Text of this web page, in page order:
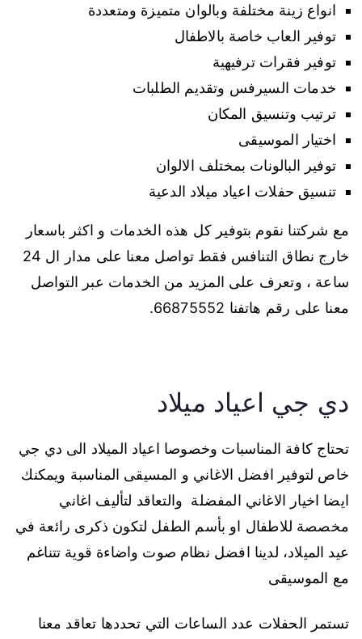
انواع زينة مختلفة وبالوان متميزة ومتعددة
توفير العاب خاصة بالاطفال
توفير فقرات ترفيهية
خدمات السيرفس وتقديم الطلبات
ترتيب وتنسيق المكان
اختيار الموسيقى
توفير البالونات بمختلف الالوان
تنسيق حفلات اعياد ميلاد الدعية
مع شركتنا نقوم بتوفير كل هذه الخدمات و اكثر باسعار
خارج نطاق التنافس فقط تواصل معنا على مدار ال 24
ساعة ، وتعرف على المزيد من الخدمات عبر التواصل
معنا على رقم هاتفنا 66875552.
دي جي اعياد ميلاد
تحتاج كافة المناسبات وخصوصا اعياد الميلاد الى دي جي
خاص لتوفير افضل الاغاني و المسيقى المناسبة ويمكنك
ايضا اخيار الاغاني المفضلة والتعاقد لتأليف اغاني
مخصصة للاطفال او بأسم الطفل لتكون ذكرى رائعة في
عيد الميلاد، لدينا افضل نظام صوت واضاءة قوية تتناغم
مع الموسيقى
تستمر الحفلات عدد الساعات التي تحددها تعاقد معنا